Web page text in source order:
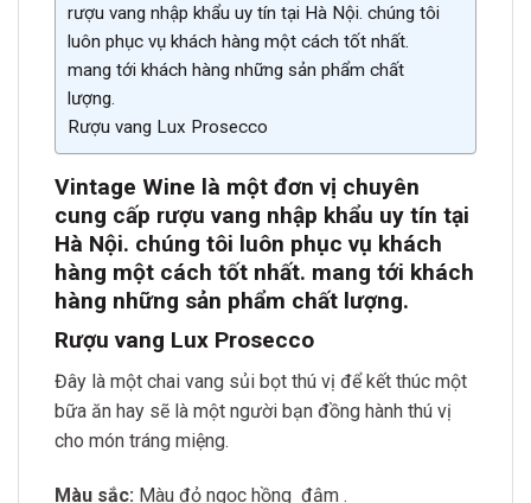
rượu vang nhập khẩu uy tín tại Hà Nội. chúng tôi
luôn phục vụ khách hàng một cách tốt nhất.
mang tới khách hàng những sản phẩm chất
lượng.
Rượu vang Lux Prosecco
Vintage Wine là một đơn vị chuyên
cung cấp rượu vang nhập khẩu uy tín tại
Hà Nội. chúng tôi luôn phục vụ khách
hàng một cách tốt nhất. mang tới khách
hàng những sản phẩm chất lượng.
Rượu vang Lux Prosecco
Đây là một chai vang sủi bọt thú vị để kết thúc một
bữa ăn hay sẽ là một người bạn đồng hành thú vị
cho món tráng miệng.
Màu sắc: Màu đỏ ngọc hồng đậm .